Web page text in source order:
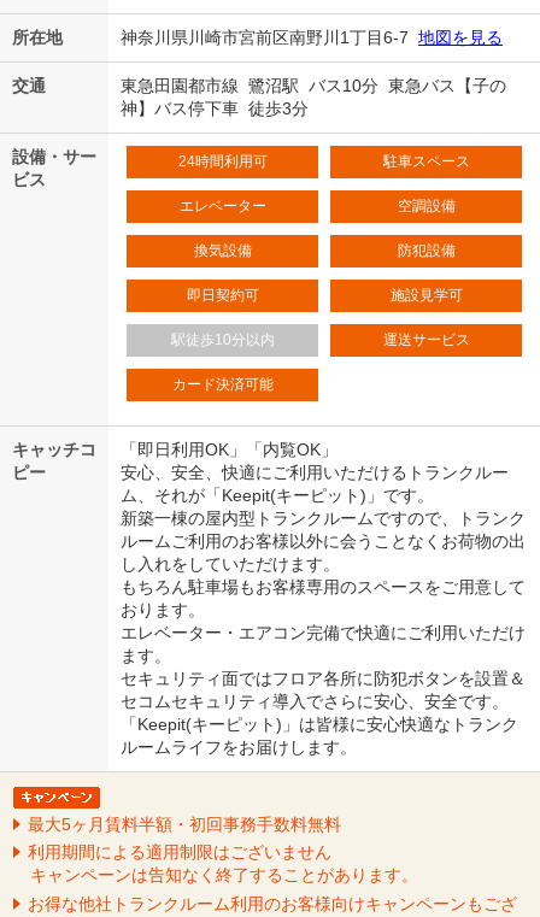
所在地 神奈川県川崎市宮前区南野川1丁目6-7 地図を見る
交通
東急田園都市線 鷺沼駅 バス10分 東急バス【子の
神】バス停下車 徒歩3分
設備・サー
ビス
24時間利用可 駐車スペース
エレベーター 空調設備
換気設備 防犯設備
即日契約可 施設見学可
駅徒歩10分以内 運送サービス
カード決済可能
キャッチコ
ピー
「即日利用OK」「内覧OK」
安心、安全、快適にご利用いただけるトランクルー
ム、それが「Keepit(キーピット)」です。
新築一棟の屋内型トランクルームですので、トランク
ルームご利用のお客様以外に会うことなくお荷物の出
し入れをしていただけます。
もちろん駐車場もお客様専用のスペースをご用意して
おります。
エレベーター・エアコン完備で快適にご利用いただけ
ます。
セキュリティ面ではフロア各所に防犯ボタンを設置＆
セコムセキュリティ導入でさらに安心、安全です。
「Keepit(キーピット)」は皆様に安心快適なトランク
ルームライフをお届けします。
最大5ヶ月賃料半額・初回事務手数料無料
利用期間による適用制限はございません
キャンペーンは告知なく終了することがあります。
お得な他社トランクルーム利用のお客様向けキャンペーンもござ